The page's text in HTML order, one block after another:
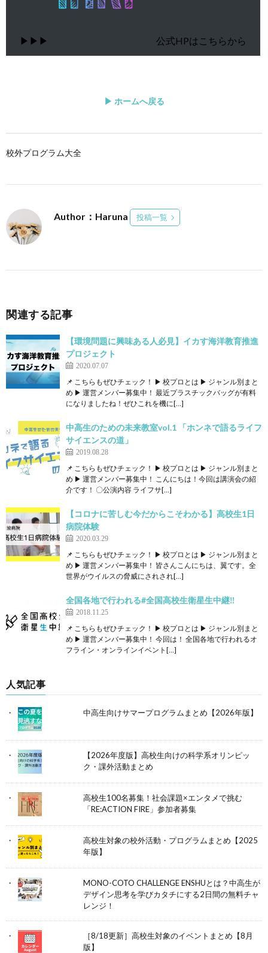
▶▶▶ 公式HPはこちらから
▶ ホームへ戻る
校外プログラム大全
Author：Haruna 投稿一覧
関連する記事
【環境問題に興味ある人必見】イカす海洋教育推進
プロジェクト
2020.07.07
📌 こちらもぜひチェック！ ▶ 校プロとは ▶ ジャンル別まと
め ▶ 運営メンバー募集中！ 最近プラスチックバッグが有料
になりましたね！ぜひこれを機に[…]
中高生のための未来教室vol.1 「ホンネで語るライフ
サイエンスの道」
2019.08.28
📌 こちらもぜひチェック！ ▶ 校プロとは ▶ ジャンル別まと
め ▶ 運営メンバー募集中！ こんにちは！今回は講演会の紹
介です！ 〇公演内容 ライフサ[…]
【コロナに苦しむ今だからこそわかる】高校生1日
病院体験
2020.03.29
📌 こちらもぜひチェック！ ▶ 校プロとは ▶ ジャンル別まと
め ▶ 運営メンバー募集中！ 皆さんこんにちは、翼です。全
世界がウイルスの脅威にされされ[…]
全国各地で行われる#全国高校生衛星生中継‼️
2018.11.25
📌 こちらもぜひチェック！ ▶ 校プロとは ▶ ジャンル別まと
め ▶ 運営メンバー募集中！ 今回は！ 全国各地で行われるオ
フライン・オンラインイベント[…]
人気記事
中高生向けサマープログラムまとめ【2026年版】
【2026年度版】高校生向けの科学系オリンピッ
ク・課外活動まとめ
高校生100名募集！社会課題×エンタメで挑む
「RE:ACTION FIRE」参加者募集
高校生対象の校外活動・プログラムまとめ【2025
年版】
MONO-COTO CHALLENGE ENSHUとは？中高生が
デザイン思考を学びカタチにする2日間の無料チャ
レンジ！
［8/18更新］高校生対象のイベントまとめ【8月
版】